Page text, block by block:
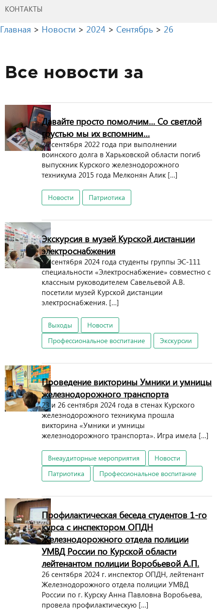
КОНТАКТЫ
Главная > Новости > 2024 > Сентябрь > 26
Все новости за
Давайте просто помолчим… Со светлой
грустью мы их вспомним…
26 сентября 2022 года при выполнении
воинского долга в Харьковской области погиб
выпускник Курского железнодорожного
техникума 2015 года Мелконян Алик […]
Новости Патриотика
Экскурсия в музей Курской дистанции
электроснабжения
26 сентября 2024 года студенты группы ЭС-111
специальности «Электроснабжение» совместно с
классным руководителем Савельевой А.В.
посетили музей Курской дистанции
электроснабжения. […]
Выходы
Новости
Профессиональное воспитание
Экскурсии
Проведение викторины Умники и умницы
железнодорожного транспорта
23 и 26 сентября 2024 года в стенах Курского
железнодорожного техникума прошла
викторина «Умники и умницы
железнодорожного транспорта». Игра имела […]
Внеаудиторные мероприятия
Новости
Патриотика
Профессиональное воспитание
Профилактическая беседа студентов 1-го
курса с инспектором ОПДН
Железнодорожного отдела полиции
УМВД России по Курской области
лейтенантом полиции Воробьевой А.П.
26 сентября 2024 г. инспектор ОПДН, лейтенант
Железнодорожного отдела полиции УМВД
России по г. Курску Анна Павловна Воробьева,
провела профилактическую […]